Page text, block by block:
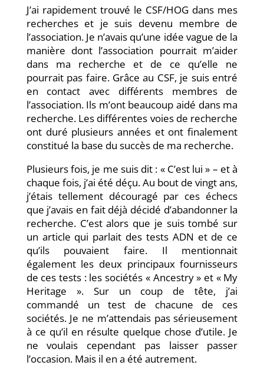
J’ai rapidement trouvé le CSF/HOG dans mes
recherches et je suis devenu membre de
l’association. Je n’avais qu’une idée vague de la
manière dont l’association pourrait m’aider
dans ma recherche et de ce qu’elle ne
pourrait pas faire. Grâce au CSF, je suis entré
en contact avec différents membres de
l’association. Ils m’ont beaucoup aidé dans ma
recherche. Les différentes voies de recherche
ont duré plusieurs années et ont finalement
constitué la base du succès de ma recherche.
Plusieurs fois, je me suis dit : « C’est lui » – et à
chaque fois, j’ai été déçu. Au bout de vingt ans,
j’étais tellement découragé par ces échecs
que j’avais en fait déjà décidé d’abandonner la
recherche. C’est alors que je suis tombé sur
un article qui parlait des tests ADN et de ce
qu’ils pouvaient faire. Il mentionnait
également les deux principaux fournisseurs
de ces tests : les sociétés « Ancestry » et « My
Heritage ». Sur un coup de tête, j’ai
commandé un test de chacune de ces
sociétés. Je ne m’attendais pas sérieusement
à ce qu’il en résulte quelque chose d’utile. Je
ne voulais cependant pas laisser passer
l’occasion. Mais il en a été autrement.